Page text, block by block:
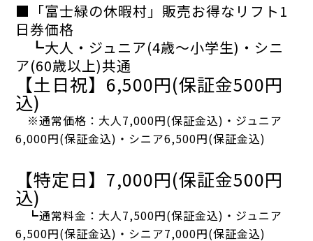
■「富士緑の休暇村」販売お得なリフト1
日券価格
┗大人・ジュニア(4歳～小学生)・シニ
ア(60歳以上)共通
【土日祝】 6,500円(保証金500円
込)
※通常価格：大人7,000円(保証金込)・ジュニア
6,000円(保証金込)・シニア6,500円(保証金込)
【特定日】 7,000円(保証金500円
込)
┗通常料金：大人7,500円(保証金込)・ジュニア
6,500円(保証金込)・シニア7,000円(保証金込)